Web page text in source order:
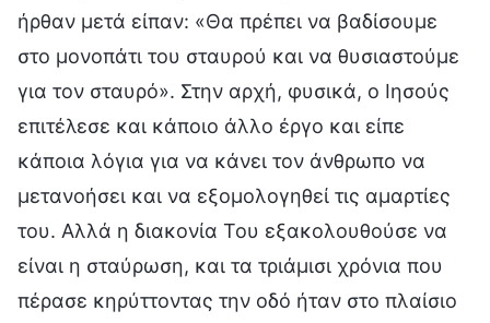
ήρθαν μετά είπαν: «Θα πρέπει να βαδίσουμε
στο μονοπάτι του σταυρού και να θυσιαστούμε
για τον σταυρό». Στην αρχή, φυσικά, ο Ιησούς
επιτέλεσε και κάποιο άλλο έργο και είπε
κάποια λόγια για να κάνει τον άνθρωπο να
μετανοήσει και να εξομολογηθεί τις αμαρτίες
του. Αλλά η διακονία Του εξακολουθούσε να
είναι η σταύρωση, και τα τριάμισι χρόνια που
πέρασε κηρύττοντας την οδό ήταν στο πλαίσιο